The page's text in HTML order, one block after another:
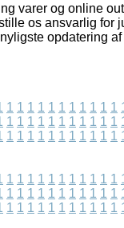
varer og online
os ansvarlig for
opdatering
1 1 1 1 1 1 1 1 1 1 1
1 1 1 1 1 1 1 1 1 1 1
1 1 1 1 1 1 1 1 1 1 1
1 1 1 1 1 1 1 1 1 1 1
1 1 1 1 1 1 1 1 1 1 1
1 1 1 1 1 1 1 1 1 1 1